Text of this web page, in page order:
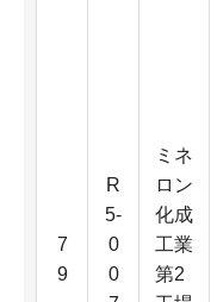
7
9
R
5-
0
0
ミネ
ロン
化成
工業
第2